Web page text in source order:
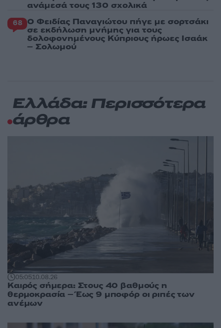
ανάμεσά τους 130 σχολικά
68 Ο Φειδίας Παναγιώτου πήγε με σορτσάκι
σε εκδήλωση μνήμης για τους
δολοφονημένους Κύπριους ήρωες Ισαάκ
– Σολωμού
Ελλάδα: Περισσότερα
άρθρα
05:0510.08.26
Καιρός σήμερα: Στους 40 βαθμούς η
θερμοκρασία – Έως 9 μποφόρ οι ριπές των
ανέμων